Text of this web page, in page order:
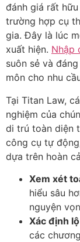
đánh giá rất
trường hợp cụ
gia. Đây là lúc
xuất hiện. Nhập
suôn sẻ và
môn cho nhu
Tại Titan Law,
nghiệm của
di trú toàn diện
công cụ tự
dựa trên hoàn
Xem xét
hiểu sâu
nguyện
Xác định
các